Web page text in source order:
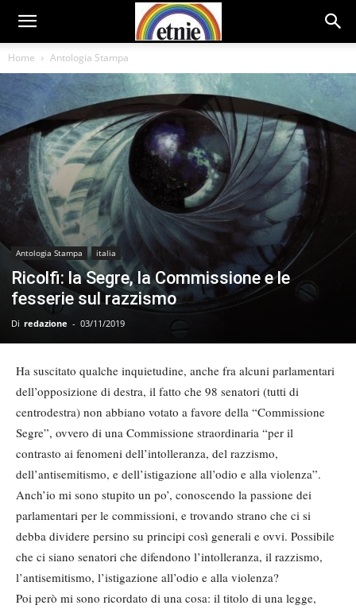
Home Antologia Stampa
Antologia Stampa italia
Ricolfi: la Segre, la Commissione e le
fesserie sul razzismo
Di redazione - 03/11/2019
Ha suscitato qualche inquietudine, anche fra alcuni parlamentari
dell’opposizione di destra, il fatto che 98 senatori (tutti di
centrodestra) non abbiano votato a favore della “Commissione
Segre”, ovvero di una Commissione straordinaria “per il
contrasto ai fenomeni dell’intolleranza, del razzismo,
dell’antisemitismo, e dell’istigazione all’odio e alla violenza”.
Anch’io mi sono stupito un po’, conoscendo la passione dei
parlamentari per le commissioni, e trovando strano che ci si
debba dividere persino su principi così generali e ovvi. Possibile
che ci siano senatori che difendono l’intolleranza, il razzismo,
l’antisemitismo, l’istigazione all’odio e alla violenza?
Poi però mi sono ricordato di una cosa: il titolo di una legge,